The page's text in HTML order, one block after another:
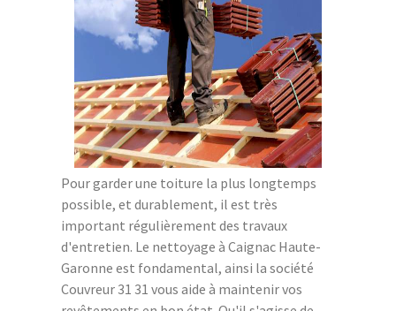
Pour garder une toiture la plus longtemps
possible, et durablement, il est très
important régulièrement des travaux
d'entretien. Le nettoyage à Caignac Haute-
Garonne est fondamental, ainsi la société
Couvreur 31 31 vous aide à maintenir vos